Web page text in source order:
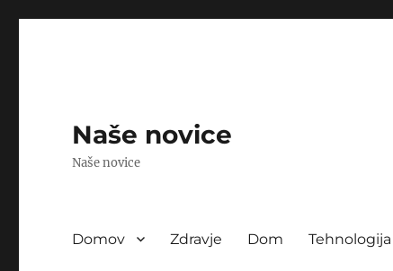
Naše novice
Naše novice
Domov Zdravje Dom